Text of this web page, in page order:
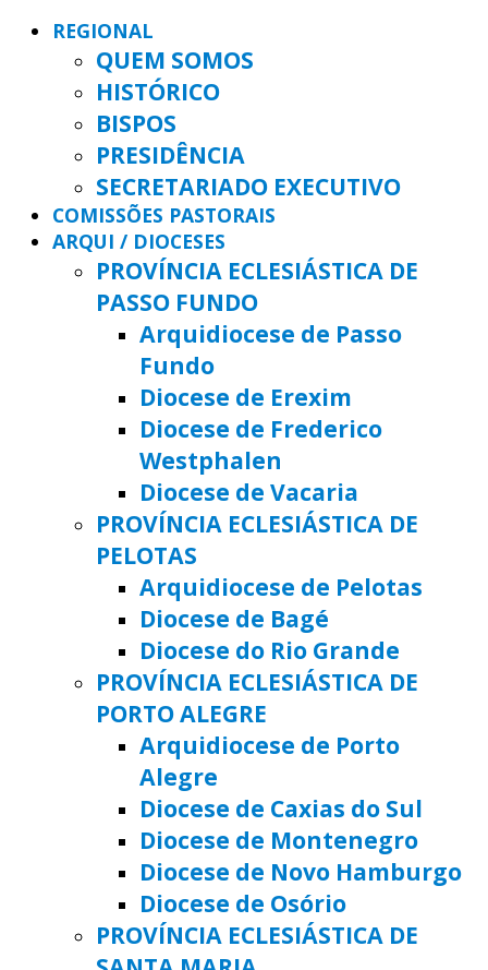
REGIONAL
QUEM SOMOS
HISTÓRICO
BISPOS
PRESIDÊNCIA
SECRETARIADO EXECUTIVO
COMISSÕES PASTORAIS
ARQUI / DIOCESES
PROVÍNCIA ECLESIÁSTICA DE
PASSO FUNDO
Arquidiocese de Passo
Fundo
Diocese de Erexim
Diocese de Frederico
Westphalen
Diocese de Vacaria
PROVÍNCIA ECLESIÁSTICA DE
PELOTAS
Arquidiocese de Pelotas
Diocese de Bagé
Diocese do Rio Grande
PROVÍNCIA ECLESIÁSTICA DE
PORTO ALEGRE
Arquidiocese de Porto
Alegre
Diocese de Caxias do Sul
Diocese de Montenegro
Diocese de Novo Hamburgo
Diocese de Osório
PROVÍNCIA ECLESIÁSTICA DE